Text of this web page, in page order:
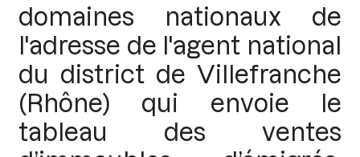
domaines nationaux de
l'adresse de l'agent national
du district de Villefranche
(Rhône) qui envoie le
tableau des ventes